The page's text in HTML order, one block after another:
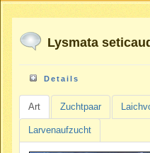
Lysmata
Details
Art Zuchtpaar
Larvenaufzucht